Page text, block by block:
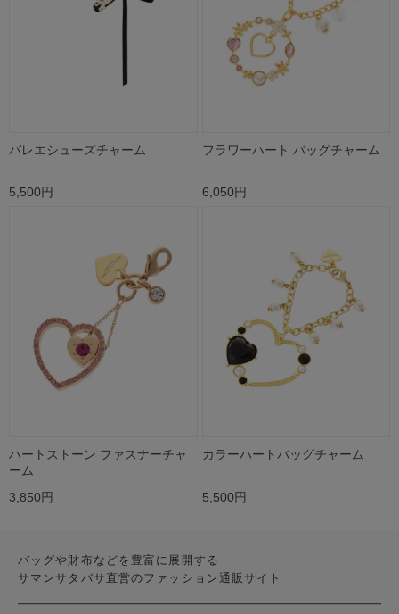
バレエシューズチャーム
5,500円
フラワーハート バッグチャーム
6,050円
ハートストーン ファスナーチャ
ーム
3,850円
カラーハートバッグチャーム
5,500円
バッグや財布などを豊富に展開する
サマンサタバサ直営のファッション通販サイト